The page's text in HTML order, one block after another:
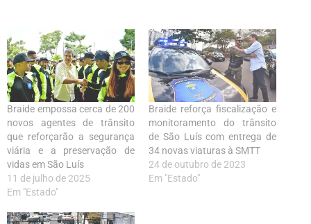
Braide empossa cerca de 200
novos agentes de trânsito
que reforçarão a segurança
viária e a preservação de
vidas em São Luís
11 de julho de 2025
Em "Estado"
Braide reforça fiscalização e
monitoramento do trânsito
de São Luís com entrega de
34 novas viaturas à SMTT
24 de outubro de 2023
Em "Estado"